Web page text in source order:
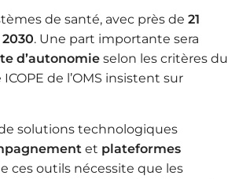
de santé, avec près de21
2030. Une part importante sera
d’autonomie selon les critères du
de l’OMS insistent sur
solutions technologiques
et plateformes
ces outils nécessite que les